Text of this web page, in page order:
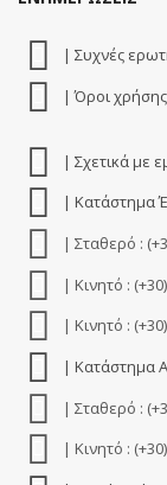
| Συχνές
| Όροι χρήσης
| Σχετικά με
| Κατάστημα
| Σταθερό :
| Κινητό :
| Κινητό :
| Κατάστημα
| Σταθερό :
| Κινητό :